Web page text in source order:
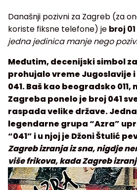
Današnji pozivni za Zagreb (za
koriste fiksne telefone) je broj 01
jedna jedinica manje nego
Međutim, decenijski simbol
prohujalo vreme Jugoslavije
041. Baš kao beogradsko 011,
Zagreba ponelo je broj 041
raspada velike države.
legendarne grupa “Azra”
“041” i u njoj je Džoni Štulić
Zagreb izranja iz sna, nigdje
više frikova, kada Zagreb